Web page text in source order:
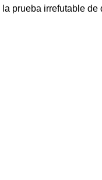
prueba irrefutable